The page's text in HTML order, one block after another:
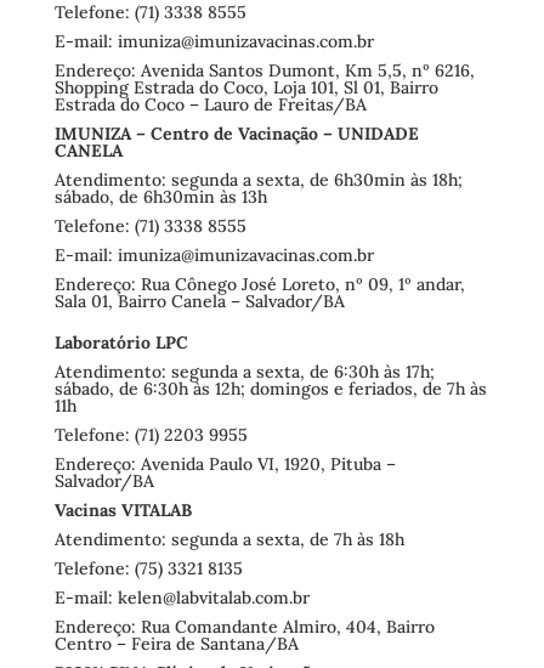
Telefone: (71) 3338 8555
E-mail: imuniza@imunizavacinas.com.br
Endereço: Avenida Santos Dumont, Km 5,5, nº 6216,
Shopping Estrada do Coco, Loja 101, Sl 01, Bairro
Estrada do Coco – Lauro de Freitas/BA
IMUNIZA – Centro de Vacinação – UNIDADE
CANELA
Atendimento: segunda a sexta, de 6h30min às 18h;
sábado, de 6h30min às 13h
Telefone: (71) 3338 8555
E-mail: imuniza@imunizavacinas.com.br
Endereço: Rua Cônego José Loreto, nº 09, 1º andar,
Sala 01, Bairro Canela – Salvador/BA
Laboratório LPC
Atendimento: segunda a sexta, de 6:30h às 17h;
sábado, de 6:30h às 12h; domingos e feriados, de 7h às
11h
Telefone: (71) 2203 9955
Endereço: Avenida Paulo VI, 1920, Pituba –
Salvador/BA
Vacinas VITALAB
Atendimento: segunda a sexta, de 7h às 18h
Telefone: (75) 3321 8135
E-mail: kelen@labvitalab.com.br
Endereço: Rua Comandante Almiro, 404, Bairro
Centro – Feira de Santana/BA